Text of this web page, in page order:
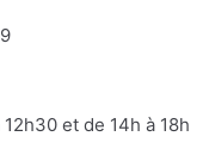
et de 14h à 18h